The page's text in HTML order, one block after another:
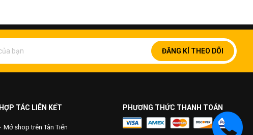
ĐĂNG KÍ THEO DÕI
HỢP TÁC LIÊN KẾT
Mở shop trên Tân Tiến
PHƯƠNG THỨC THANH TOÁN